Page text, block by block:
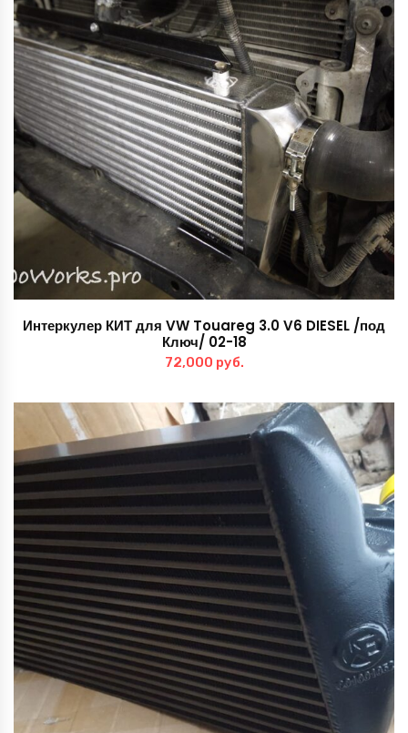
Интеркулер КИТ для VW Touareg 3.0 V6 DIESEL /под
Ключ/ 02-18
72,000 руб.